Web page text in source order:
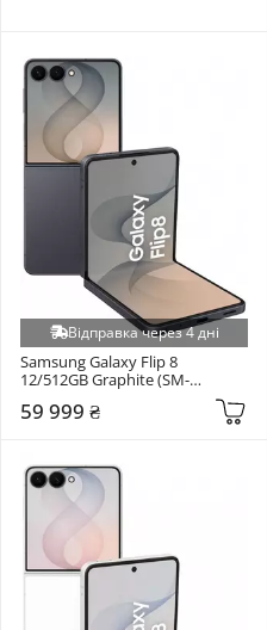
Відправка через 4 дні
Samsung Galaxy Flip 8
12/512GB Graphite (SM-
59 999 ₴